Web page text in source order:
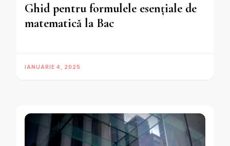
Ghid pentru formulele esențiale de
matematică la Bac
IANUARIE 4, 2025